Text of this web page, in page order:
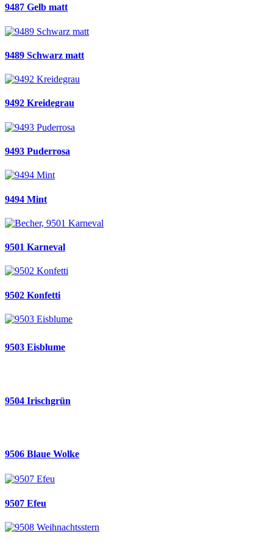
9487 Gelb matt
9489 Schwarz matt
9492 Kreidegrau
9493 Puderrosa
9494 Mint
9501 Karneval
9502 Konfetti
9503 Eisblume
9504 Irischgrün
9506 Blaue Wolke
9507 Efeu